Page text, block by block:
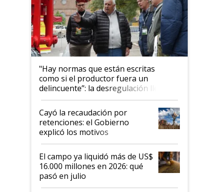
"Hay normas que están escritas
como si el productor fuera un
delincuente”: la desregulación llegó
al Congreso Aapresid y hasta se
habló del financiamiento al IPCVA
Cayó la recaudación por
retenciones: el Gobierno
explicó los motivos
El campo ya liquidó más de US$
16.000 millones en 2026: qué
pasó en julio